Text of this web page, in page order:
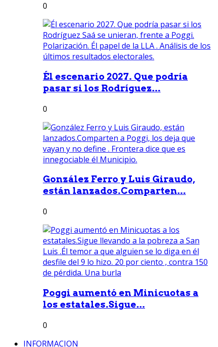
0
Él escenario 2027. Que podría
pasar si los Rodríguez...
0
González Ferro y Luis Giraudo,
están lanzados.Comparten...
0
Poggi aumentó en Minicuotas a
los estatales.Sigue...
0
INFORMACION